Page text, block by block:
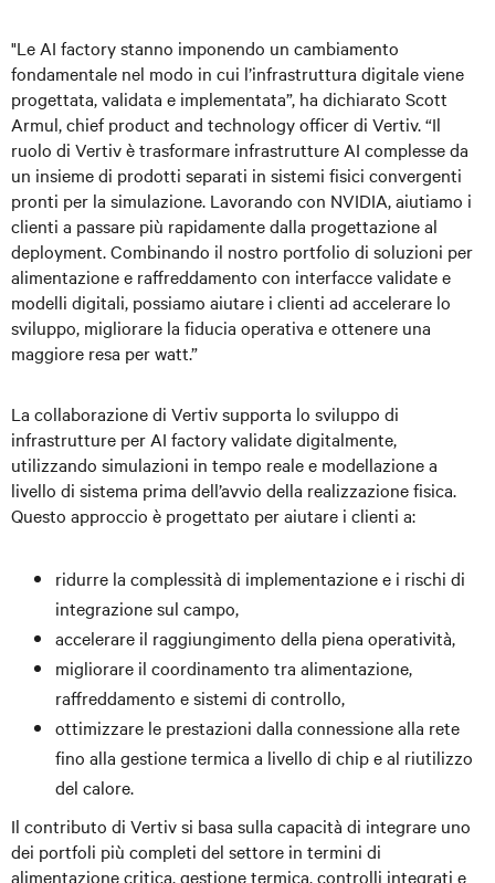
"Le AI factory stanno imponendo un cambiamento
fondamentale nel modo in cui l’infrastruttura digitale viene
progettata, validata e implementata”, ha dichiarato Scott
Armul, chief product and technology officer di Vertiv. “Il
ruolo di Vertiv è trasformare infrastrutture AI complesse da
un insieme di prodotti separati in sistemi fisici convergenti
pronti per la simulazione. Lavorando con NVIDIA, aiutiamo i
clienti a passare più rapidamente dalla progettazione al
deployment. Combinando il nostro portfolio di soluzioni per
alimentazione e raffreddamento con interfacce validate e
modelli digitali, possiamo aiutare i clienti ad accelerare lo
sviluppo, migliorare la fiducia operativa e ottenere una
maggiore resa per watt.”
La collaborazione di Vertiv supporta lo sviluppo di
infrastrutture per AI factory validate digitalmente,
utilizzando simulazioni in tempo reale e modellazione a
livello di sistema prima dell’avvio della realizzazione fisica.
Questo approccio è progettato per aiutare i clienti a:
ridurre la complessità di implementazione e i rischi di
integrazione sul campo,
accelerare il raggiungimento della piena operatività,
migliorare il coordinamento tra alimentazione,
raffreddamento e sistemi di controllo,
ottimizzare le prestazioni dalla connessione alla rete
fino alla gestione termica a livello di chip e al riutilizzo
del calore.
Il contributo di Vertiv si basa sulla capacità di integrare uno
dei portfoli più completi del settore in termini di
alimentazione critica, gestione termica, controlli integrati e